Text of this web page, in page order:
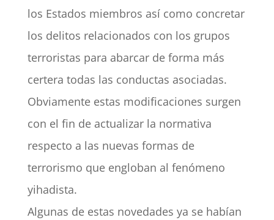
los Estados miembros así como concretar
los delitos relacionados con los grupos
terroristas para abarcar de forma más
certera todas las conductas asociadas.
Obviamente estas modificaciones surgen
con el fin de actualizar la normativa
respecto a las nuevas formas de
terrorismo que engloban al fenómeno
yihadista.
Algunas de estas novedades ya se habían